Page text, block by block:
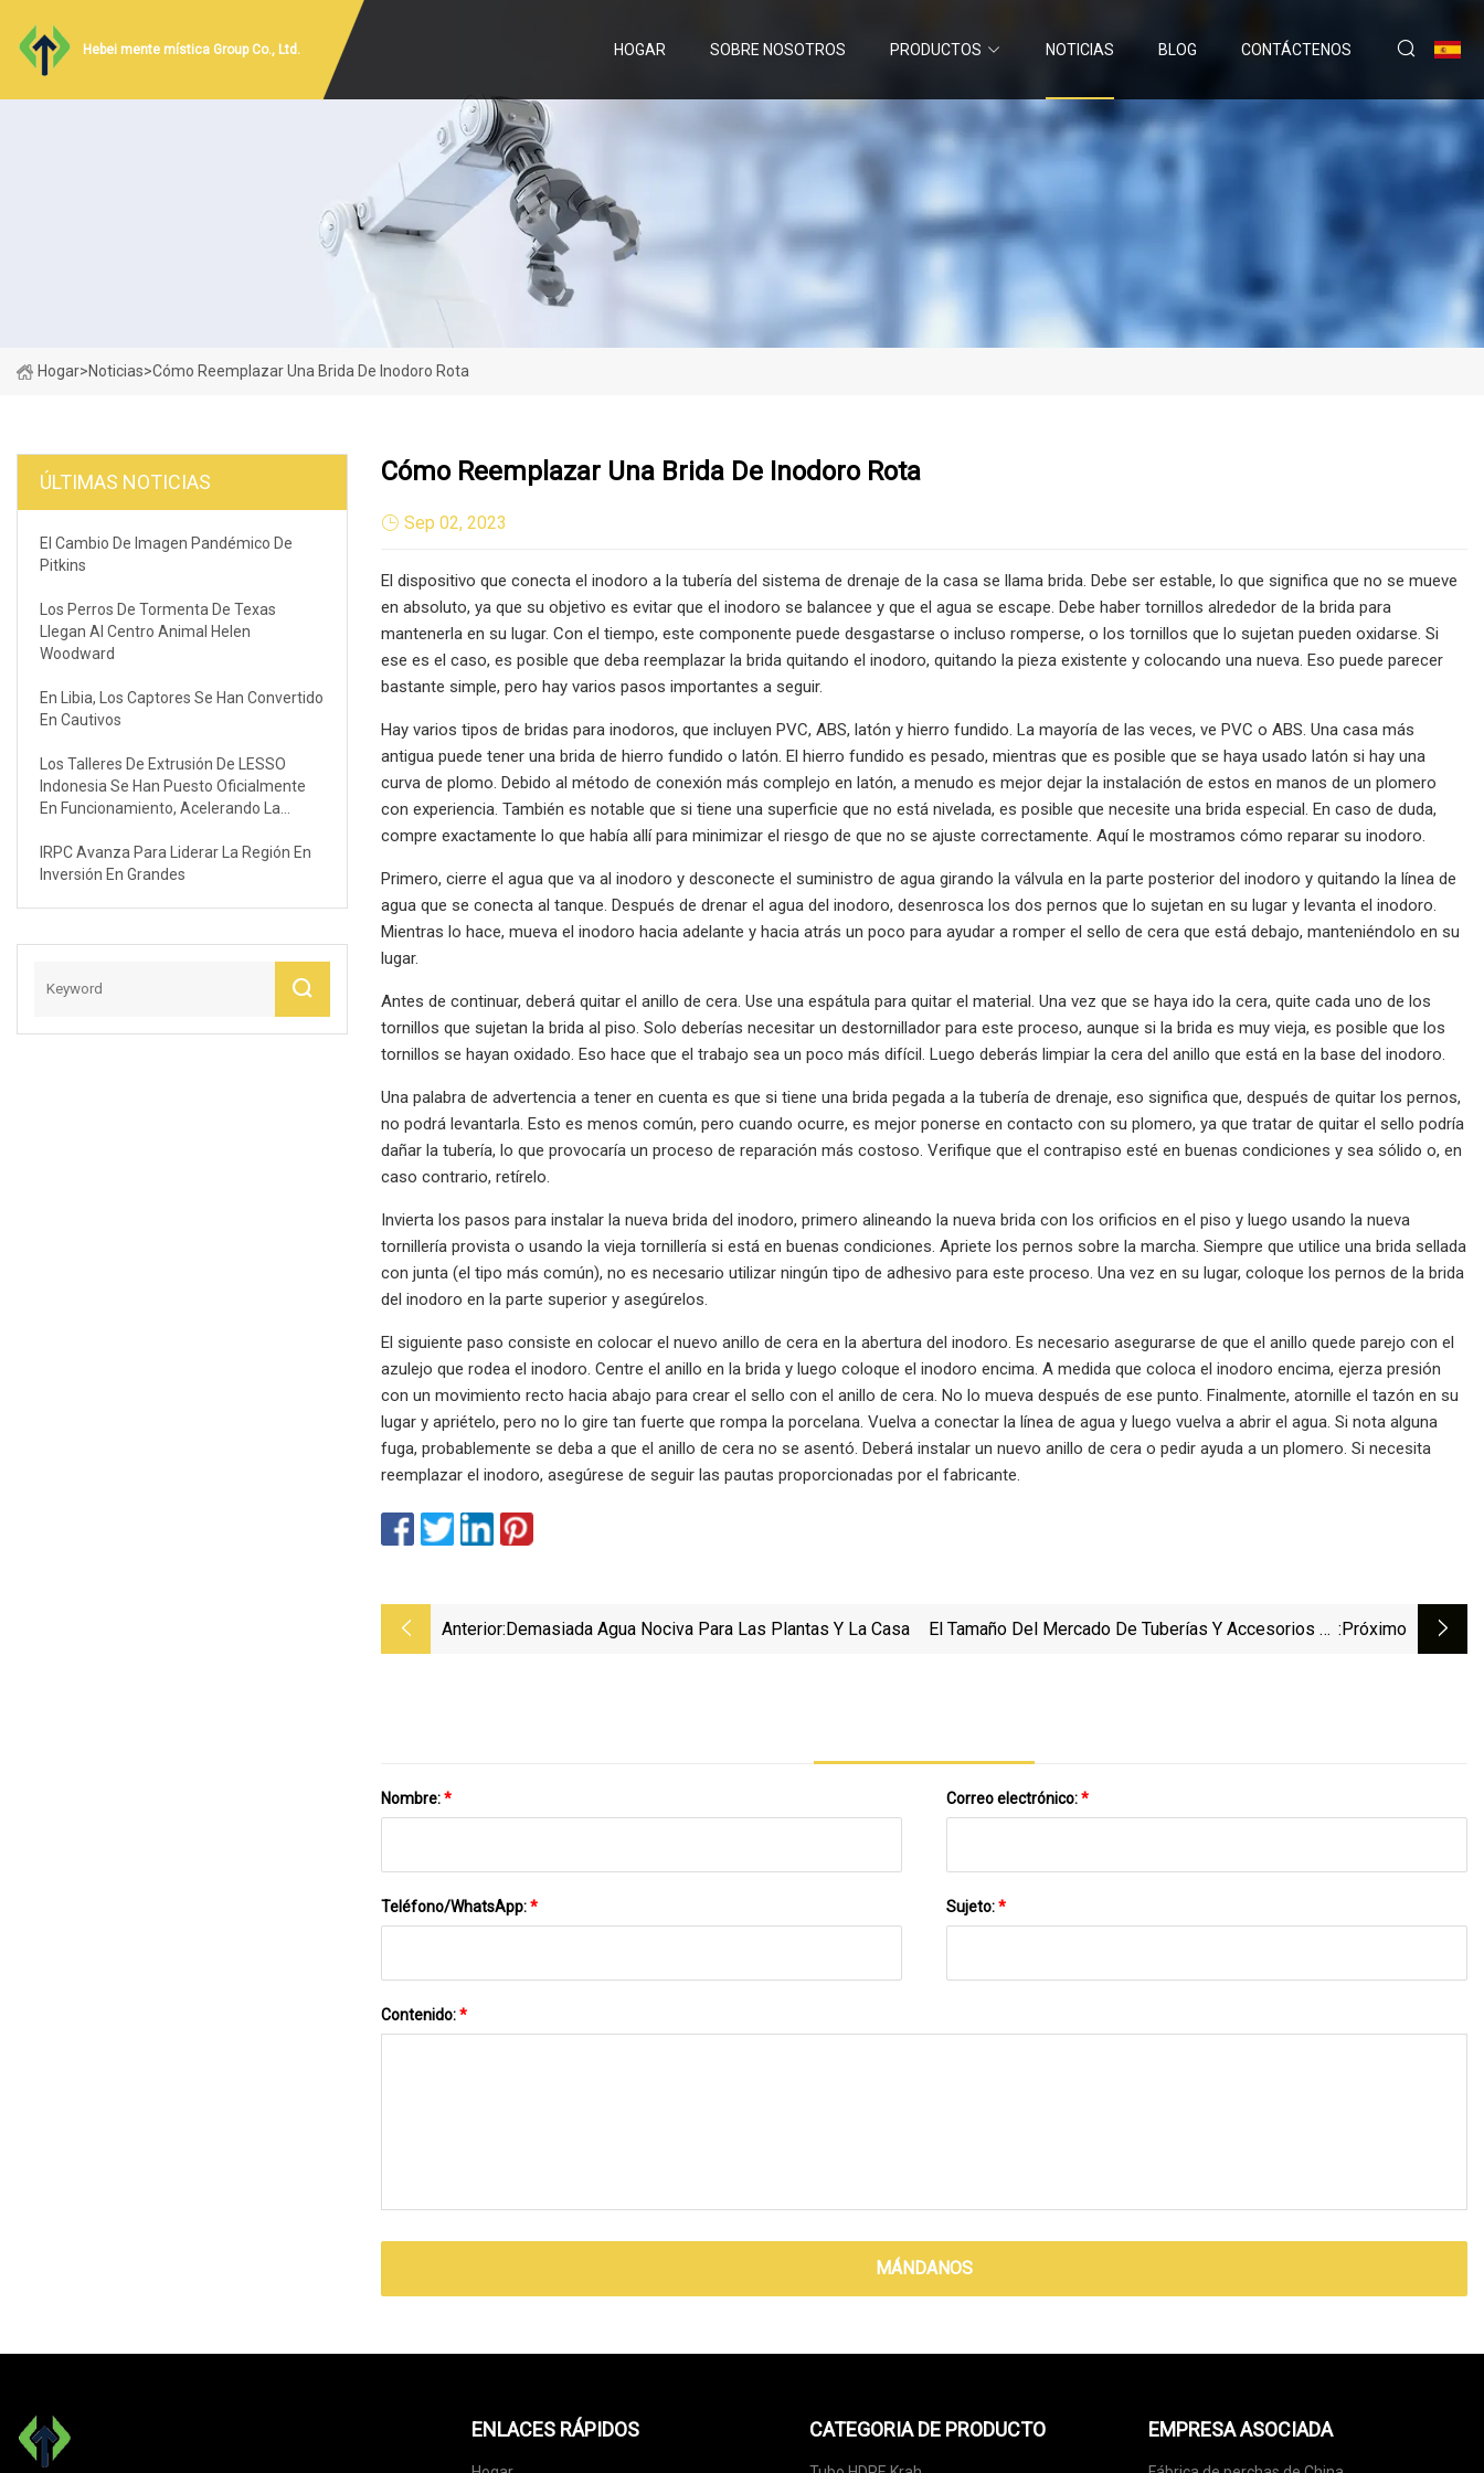
Hebei mente mística Group Co., Ltd. HOGAR SOBRE NOSOTROS PRODUCTOS NOTICIAS BLOG CONTÁCTENOS
Hogar>Noticias>Cómo Reemplazar Una Brida De Inodoro Rota
ÚLTIMAS NOTICIAS
El Cambio De Imagen Pandémico De
Pitkins
Los Perros De Tormenta De Texas
Llegan Al Centro Animal Helen
Woodward
En Libia, Los Captores Se Han Convertido
En Cautivos
Los Talleres De Extrusión De LESSO
Indonesia Se Han Puesto Oficialmente
En Funcionamiento, Acelerando La
IRPC Avanza Para Liderar La Región En
Inversión En Grandes
Cómo Reemplazar Una Brida De Inodoro Rota
Sep 02, 2023
El dispositivo que conecta el inodoro a la tubería del sistema de drenaje de la casa se llama brida. Debe ser estable, lo que significa que no se mueve
en absoluto, ya que su objetivo es evitar que el inodoro se balancee y que el agua se escape. Debe haber tornillos alrededor de la brida para
mantenerla en su lugar. Con el tiempo, este componente puede desgastarse o incluso romperse, o los tornillos que lo sujetan pueden oxidarse. Si
ese es el caso, es posible que deba reemplazar la brida quitando el inodoro, quitando la pieza existente y colocando una nueva. Eso puede parecer
bastante simple, pero hay varios pasos importantes a seguir.
Hay varios tipos de bridas para inodoros, que incluyen PVC, ABS, latón y hierro fundido. La mayoría de las veces, ve PVC o ABS. Una casa más
antigua puede tener una brida de hierro fundido o latón. El hierro fundido es pesado, mientras que es posible que se haya usado latón si hay una
curva de plomo. Debido al método de conexión más complejo en latón, a menudo es mejor dejar la instalación de estos en manos de un plomero
con experiencia. También es notable que si tiene una superficie que no está nivelada, es posible que necesite una brida especial. En caso de duda,
compre exactamente lo que había allí para minimizar el riesgo de que no se ajuste correctamente. Aquí le mostramos cómo reparar su inodoro.
Primero, cierre el agua que va al inodoro y desconecte el suministro de agua girando la válvula en la parte posterior del inodoro y quitando la línea de
agua que se conecta al tanque. Después de drenar el agua del inodoro, desenrosca los dos pernos que lo sujetan en su lugar y levanta el inodoro.
Mientras lo hace, mueva el inodoro hacia adelante y hacia atrás un poco para ayudar a romper el sello de cera que está debajo, manteniéndolo en su
lugar.
Antes de continuar, deberá quitar el anillo de cera. Use una espátula para quitar el material. Una vez que se haya ido la cera, quite cada uno de los
tornillos que sujetan la brida al piso. Solo deberías necesitar un destornillador para este proceso, aunque si la brida es muy vieja, es posible que los
tornillos se hayan oxidado. Eso hace que el trabajo sea un poco más difícil. Luego deberás limpiar la cera del anillo que está en la base del inodoro.
Una palabra de advertencia a tener en cuenta es que si tiene una brida pegada a la tubería de drenaje, eso significa que, después de quitar los pernos,
no podrá levantarla. Esto es menos común, pero cuando ocurre, es mejor ponerse en contacto con su plomero, ya que tratar de quitar el sello podría
dañar la tubería, lo que provocaría un proceso de reparación más costoso. Verifique que el contrapiso esté en buenas condiciones y sea sólido o, en
caso contrario, retírelo.
Invierta los pasos para instalar la nueva brida del inodoro, primero alineando la nueva brida con los orificios en el piso y luego usando la nueva
tornillería provista o usando la vieja tornillería si está en buenas condiciones. Apriete los pernos sobre la marcha. Siempre que utilice una brida sellada
con junta (el tipo más común), no es necesario utilizar ningún tipo de adhesivo para este proceso. Una vez en su lugar, coloque los pernos de la brida
del inodoro en la parte superior y asegúrelos.
El siguiente paso consiste en colocar el nuevo anillo de cera en la abertura del inodoro. Es necesario asegurarse de que el anillo quede parejo con el
azulejo que rodea el inodoro. Centre el anillo en la brida y luego coloque el inodoro encima. A medida que coloca el inodoro encima, ejerza presión
con un movimiento recto hacia abajo para crear el sello con el anillo de cera. No lo mueva después de ese punto. Finalmente, atornille el tazón en su
lugar y apriételo, pero no lo gire tan fuerte que rompa la porcelana. Vuelva a conectar la línea de agua y luego vuelva a abrir el agua. Si nota alguna
fuga, probablemente se deba a que el anillo de cera no se asentó. Deberá instalar un nuevo anillo de cera o pedir ayuda a un plomero. Si necesita
reemplazar el inodoro, asegúrese de seguir las pautas proporcionadas por el fabricante.
Anterior:Demasiada Agua Nociva Para Las Plantas Y La Casa
El Tamaño Del Mercado De Tuberías Y Accesorios En :próximo
Nombre:* Correo electrónico:*
Teléfono/WhatsApp:* Sujeto:*
Contenido:*
MÁNDANOS
ENLACES RÁPIDOS CATEGORIA DE PRODUCTO EMPRESA ASOCIADA